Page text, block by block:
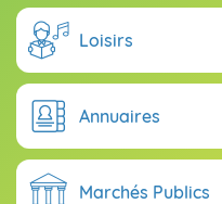
Loisirs
Annuaires
Marchés Publics